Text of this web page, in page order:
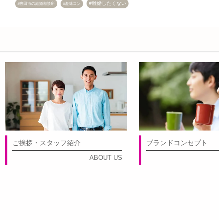
豊田市の結婚相談所 趣味コン 離婚したくない
ご挨拶・スタッフ紹介
ABOUT US
ブランドコンセプト